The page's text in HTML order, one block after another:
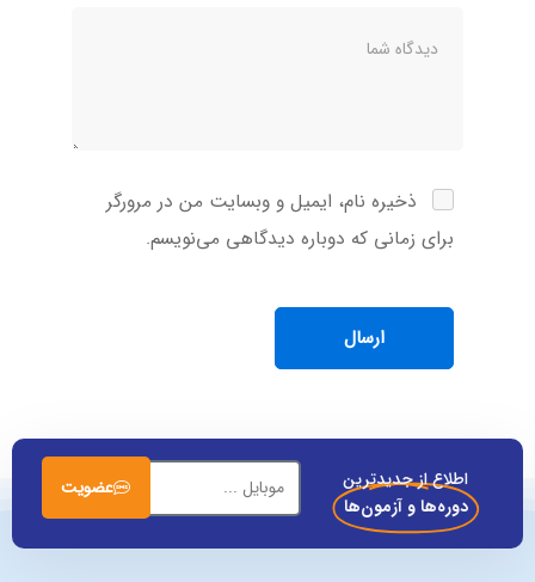
ذخیره نام، ایمیل و وبسایت من در مرورگر
برای زمانی که دوباره دیدگاهی می‌نویسم.
اطلاع از جدیدترین
دوره‌ها و آزمون‌ها
عضویت